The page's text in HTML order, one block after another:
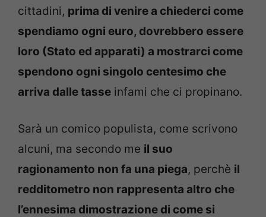
cittadini, prima di venire a chiederci come
spendiamo ogni euro, dovrebbero essere
loro (Stato ed apparati) a mostrarci come
spendono ogni singolo centesimo che
arriva dalle tasse infami che ci propinano.
Sarà un comico populista, come scrivono
alcuni, ma secondo me il suo
ragionamento non fa una piega, perchè il
redditometro non rappresenta altro che
l’ennesima dimostrazione di come si